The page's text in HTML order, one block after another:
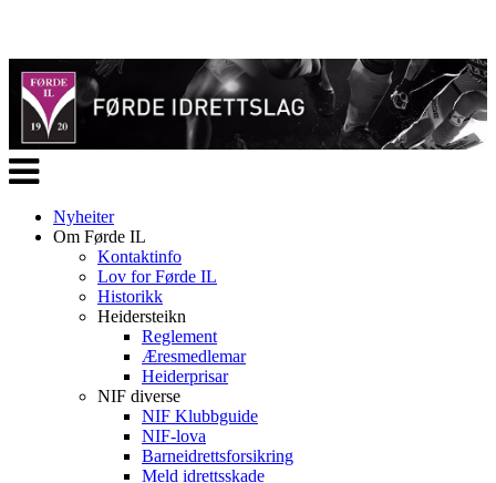
Veksle
navigasjon
Nyheiter
Om Førde IL
Kontaktinfo
Lov for Førde IL
Historikk
Heidersteikn
Reglement
Æresmedlemar
Heiderprisar
NIF diverse
NIF Klubbguide
NIF-lova
Barneidrettsforsikring
Meld idrettsskade